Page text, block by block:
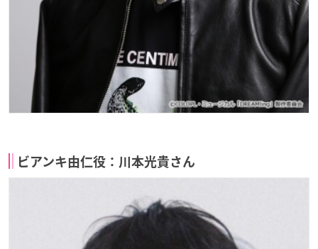
ビアンキ由仁役：川本光貴さん